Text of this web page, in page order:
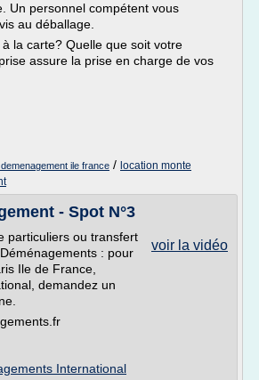
Un personnel compétent vous
au déballage.
la carte? Quelle que soit votre
assure la prise en charge de vos
ile france / location monte
- Spot N°3
voir la vidéo
particuliers ou transfert
: pour
Ile de France,
demandez un
International